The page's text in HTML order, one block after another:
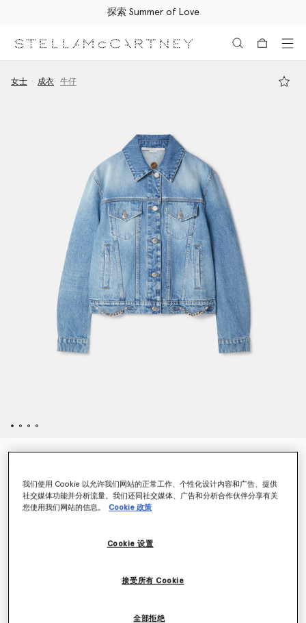
探索 Summer of Love
女士 成衣 牛仔
我们使用 Cookie 以允许我们网站的正常工作、个性化设计内容和广告、提供
社交媒体功能并分析流量。我们还同社交媒体、广告和分析合作伙伴分享有关
您使用我们网站的信息。
Cookie 政策
Cookie 设置
全部拒绝
接受所有 Cookie